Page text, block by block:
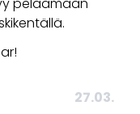
pelaamaan
27.03.